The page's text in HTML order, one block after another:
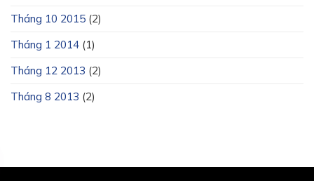
Tháng 10 2015 (2)
Tháng 1 2014 (1)
Tháng 12 2013 (2)
Tháng 8 2013 (2)